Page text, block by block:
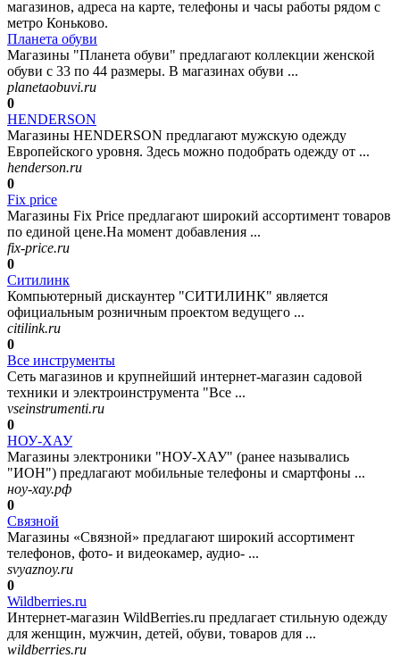
магазинов, адреса на карте, телефоны и часы работы рядом с
метро Коньково.
Планета обуви
Магазины "Планета обуви" предлагают коллекции женской
обуви с 33 по 44 размеры. В магазинах обуви ...
planetaobuvi.ru
0
HENDERSON
Магазины HENDERSON предлагают мужскую одежду
Европейского уровня. Здесь можно подобрать одежду от ...
henderson.ru
0
Fix price
Магазины Fix Price предлагают широкий ассортимент товаров
по единой цене.На момент добавления ...
fix-price.ru
0
Ситилинк
Компьютерный дискаунтер "СИТИЛИНК" является
официальным розничным проектом ведущего ...
citilink.ru
0
Все инструменты
Сеть магазинов и крупнейший интернет-магазин садовой
техники и электроинструмента "Все ...
vseinstrumenti.ru
0
НОУ-ХАУ
Магазины электроники "НОУ-ХАУ" (ранее назывались
"ИОН") предлагают мобильные телефоны и смартфоны ...
ноу-хау.рф
0
Связной
Магазины «Связной» предлагают широкий ассортимент
телефонов, фото- и видеокамер, аудио- ...
svyaznoy.ru
0
Wildberries.ru
Интернет-магазин WildBerries.ru предлагает стильную одежду
для женщин, мужчин, детей, обуви, товаров для ...
wildberries.ru